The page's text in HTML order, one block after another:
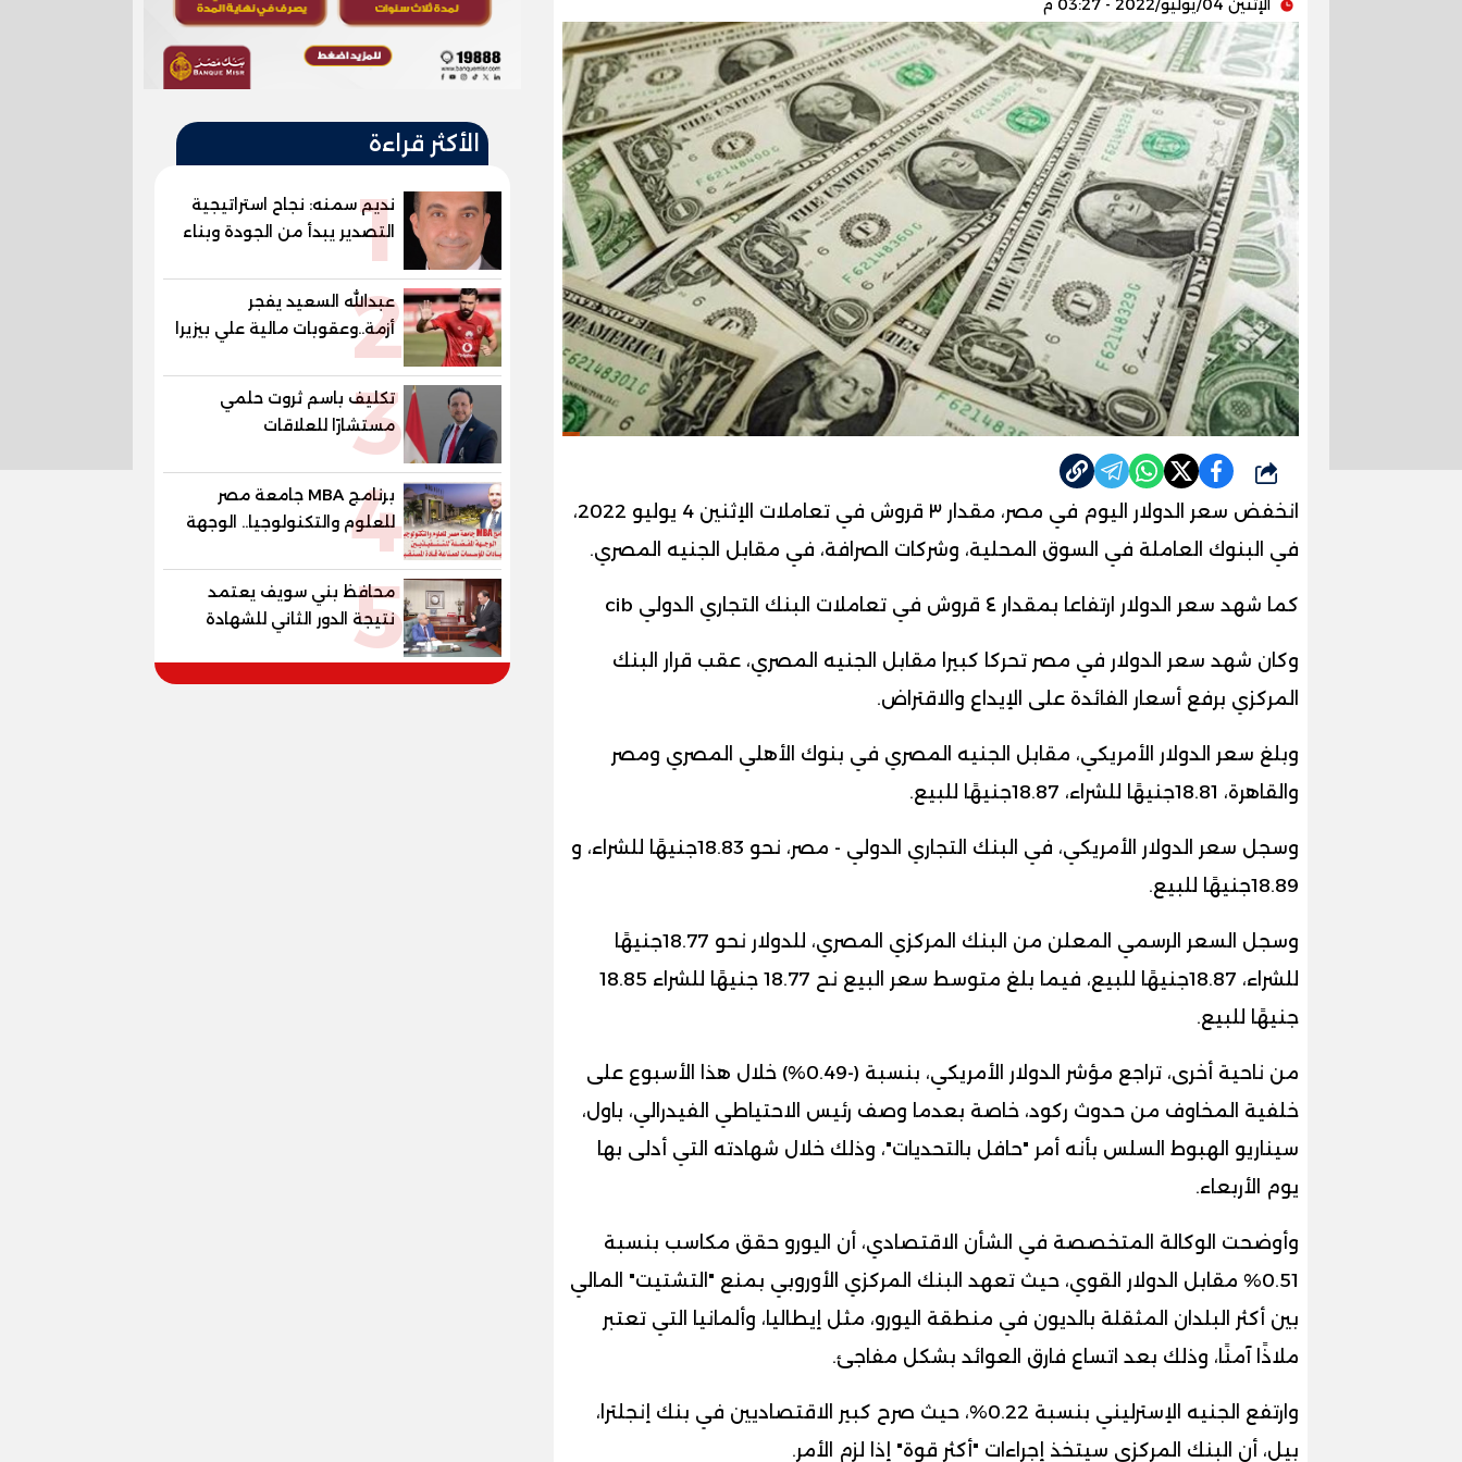
الإثنين 04/يوليو/2022 - 03:27 م
شارك
انخفض سعر الدولار اليوم في مصر، مقدار ٣ قروش في تعاملات الإثنين 4 يوليو 2022،
في البنوك العاملة في السوق المحلية، وشركات الصرافة، في مقابل الجنيه المصري.
كما شهد سعر الدولار ارتفاعا بمقدار ٤ قروش في تعاملات البنك التجاري الدولي
وكان شهد سعر الدولار في مصر تحركا كبيرا مقابل الجنيه المصري، عقب قرار البنك
المركزي برفع أسعار الفائدة على الإيداع والاقتراض.
وبلغ سعر الدولار الأمريكي، مقابل الجنيه المصري في بنوك الأهلي المصري ومصر
والقاهرة، 18.81جنيهًا للشراء، 18.87جنيهًا للبيع
.
وسجل سعر الدولار الأمريكي، في البنك التجاري الدولي - مصر، نحو 18.83جنيهًا للشراء، و
18.89جنيهًا للبيع
.
وسجل السعر الرسمي المعلن من البنك المركزي المصري، للدولار نحو 18.77جنيهًا
للشراء، 18.87جنيهًا للبيع، فيما بلغ متوسط سعر البيع نح 18.77 جنيهًا للشراء 18.85
جنيهًا للبيع.
من ناحية أخرى، تراجع مؤشر الدولار الأمريكي، بنسبة (-0.49%) خلال هذا الأسبوع على
خلفية المخاوف من حدوث ركود، خاصة بعدما وصف رئيس الاحتياطي الفيدرالي، باول،
سيناريو الهبوط السلس بأنه أمر "حافل بالتحديات"، وذلك خلال شهادته التي أدلى بها
يوم الأربعاء.
وأوضحت الوكالة المتخصصة في الشأن الاقتصادي، أن اليورو حقق مكاسب بنسبة
0.51% مقابل الدولار القوي، حيث تعهد البنك المركزي الأوروبي بمنع "التشتيت" المالي
بين أكثر البلدان المثقلة بالديون في منطقة اليورو، مثل إيطاليا، وألمانيا التي تعتبر
ملاذًا آمنًا، وذلك بعد اتساع فارق العوائد بشكل مفاجئ.
وارتفع الجنيه الإسترليني بنسبة 0.22%، حيث صرح كبير الاقتصاديين في بنك إنجلترا،
بيل، أن البنك المركزي سيتخذ إجراءات "أكثر قوة" إذا لزم الأمر.
الأكثر قراءة
1
نديم سمنه: نجاح استراتيجية
التصدير يبدأ من الجودة وبناء
الثقة في شعار "صنع في
مصر"
2
عبدالله السعيد يفجر
أزمة..وعقوبات مالية علي بيزيرا
وبانزا
3
تكليف باسم ثروت حلمي
مستشارًا للعلاقات
الدبلوماسية وعضوًا بالهيئة
«جاد جمينت يوإن»
4
برنامج MBA جامعة مصر
للعلوم والتكنولوجيا.. الوجهة
المفضلة للتنفيذيين وقيادات
المستقبل
5
محافظ بني سويف يعتمد
نتيجة الدور الثاني للشهادة
الإعدادية العامة بنسبة